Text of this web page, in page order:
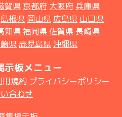
賀県 京都府 大阪府 兵庫県
島根県 岡山県 広島県 山口県
知県福岡県 佐賀県 長崎県
県 鹿児島県 沖縄県
示板メニュー
用規約 プライバシーポリシー
合わせ